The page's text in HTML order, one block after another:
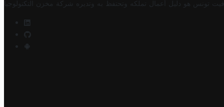
تونس هو دليل أعمال تملكه وتحتفظ به وتديره شركة مخزن التكنولوجيا